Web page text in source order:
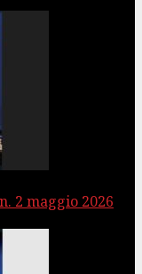
2 maggio 2026